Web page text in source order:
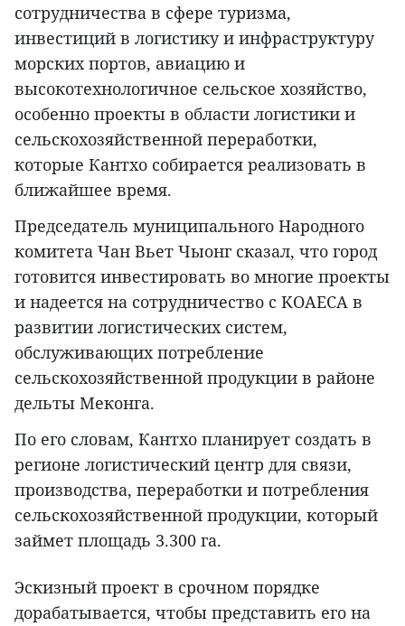
сотрудничества в сфере туризма,
инвестиций в логистику и инфраструктуру
морских портов, авиацию и
высокотехнологичное сельское хозяйство,
особенно проекты в области логистики и
сельскохозяйственной переработки,
которые Кантхо собирается реализовать в
ближайшее время.
Председатель муниципального Народного
комитета Чан Вьет Чыонг сказал, что город
готовится инвестировать во многие проекты
и надеется на сотрудничество с KOAECA в
развитии логистических систем,
обслуживающих потребление
сельскохозяйственной продукции в районе
дельты Меконга.
По его словам, Кантхо планирует создать в
регионе логистический центр для связи,
производства, переработки и потребления
сельскохозяйственной продукции, который
займет площадь 3.300 га.
Эскизный проект в срочном порядке
дорабатывается, чтобы представить его на